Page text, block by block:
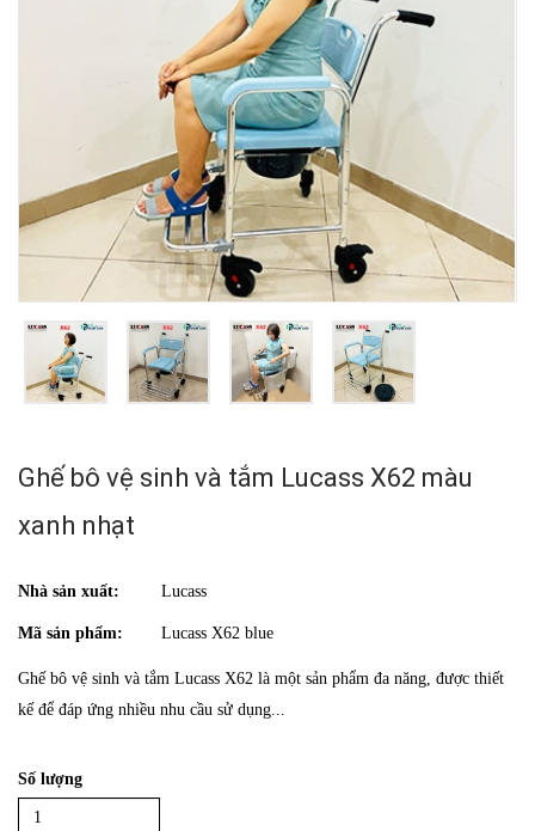
Ghế bô vệ sinh và tắm Lucass X62 màu
xanh nhạt
Nhà sản xuất: Lucass
Mã sản phẩm: Lucass X62 blue
Ghế bô vệ sinh và tắm Lucass X62 là một sản phẩm đa năng, được thiết
kế để đáp ứng nhiều nhu cầu sử dụng...
Số lượng